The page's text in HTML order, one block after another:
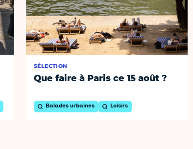
SÉLECTION
Que faire à Paris ce 15 août ?
Balades urbaines Loisirs